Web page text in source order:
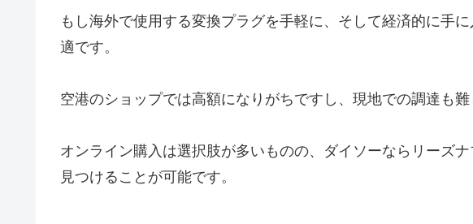
もし海外で使用する変換プラグを手軽に、そして経済的に手
適です。
空港のショップでは高額になりがちですし、現地での調達も難
オンライン購入は選択肢が多いものの、ダイソーならリーズ
見つけることが可能です。